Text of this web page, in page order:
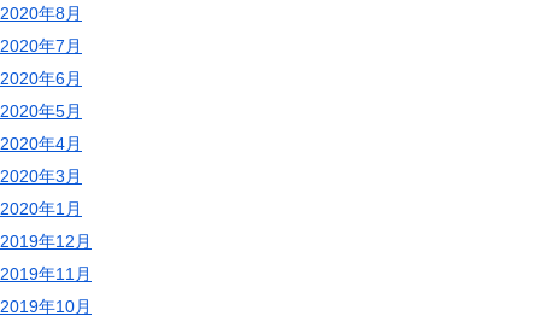
2020年8月
2020年7月
2020年6月
2020年5月
2020年4月
2020年3月
2020年1月
2019年12月
2019年11月
2019年10月